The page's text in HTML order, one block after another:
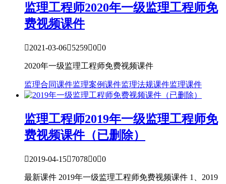
监理工程师2020年一级监理工程师免
费视频课件
2021-03-06525900
2020年一级监理工程师免费视频课件
监理合同课件监理案例课件监理法规课件监理课件
监理工程师2019年一级监理工程师免
费视频课件（已删除）
2019-04-15707800
最新课件 2019年一级监理工程师免费视频课件 1、2019